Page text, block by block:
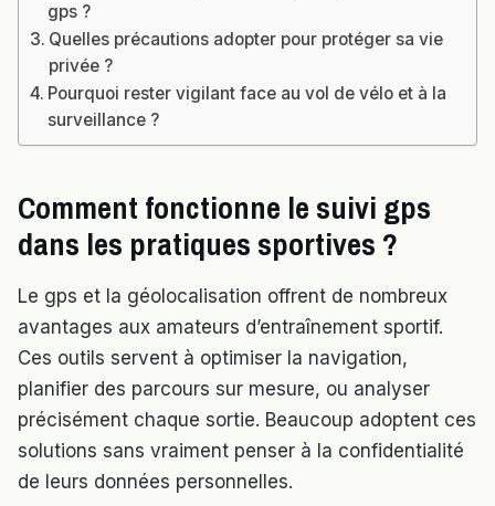
gps ?
Quelles précautions adopter pour protéger sa vie
privée ?
Pourquoi rester vigilant face au vol de vélo et à la
surveillance ?
Comment fonctionne le suivi gps
dans les pratiques sportives ?
Le gps et la géolocalisation offrent de nombreux
avantages aux amateurs d’entraînement sportif.
Ces outils servent à optimiser la navigation,
planifier des parcours sur mesure, ou analyser
précisément chaque sortie. Beaucoup adoptent ces
solutions sans vraiment penser à la confidentialité
de leurs données personnelles.